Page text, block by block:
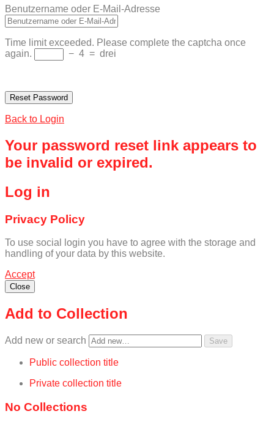
Benutzername oder E-Mail-Adresse
Time limit exceeded. Please complete the captcha once
again.
− 4 = drei
Back to Login
Your password reset link appears to
be invalid or expired.
Log in
Privacy Policy
To use social login you have to agree with the storage and
handling of your data by this website.
Accept
Close
Add to Collection
Add new or search
Public collection title
Private collection title
No Collections